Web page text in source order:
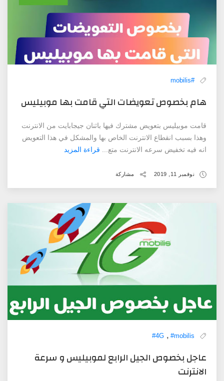
#mobilis
هام بخصوص تعويضات التي قامت بها موبيليس
قامت موبيليس بتعويض مشترك فيها باثنان جيجابايت من الانترنت
وهذا بسبب انقطاع الانترنت الخاص بها والمشكل في هذا التعويض
انه فيه تخفيض سرعه الانترنت متع... قراءة المزيد
نوفمبر 11, 2019 مشاركة
#4G , #mobilis
عاجل بخصوص الجيل الرابع لموبيليس و سرعة
الانترنت